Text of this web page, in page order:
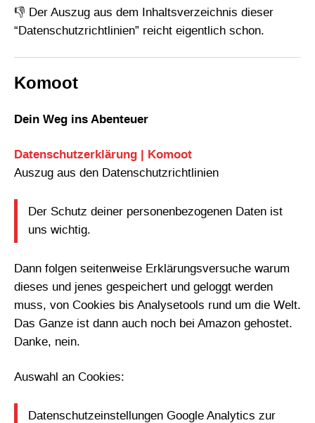
👎 Der Auszug aus dem Inhaltsverzeichnis dieser
“Datenschutzrichtlinien” reicht eigentlich schon.
Komoot
Dein Weg ins Abenteuer
Datenschutzerklärung | Komoot
Auszug aus den Datenschutzrichtlinien
Der Schutz deiner personenbezogenen Daten ist
uns wichtig.
Dann folgen seitenweise Erklärungsversuche warum
dieses und jenes gespeichert und geloggt werden
muss, von Cookies bis Analysetools rund um die Welt.
Das Ganze ist dann auch noch bei Amazon gehostet.
Danke, nein.
Auswahl an Cookies:
Datenschutzeinstellungen Google Analytics zur